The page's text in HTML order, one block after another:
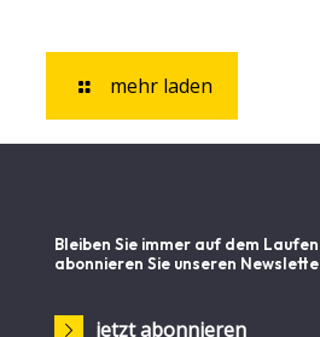
mehr laden
Bleiben Sie immer auf dem
abonnieren Sie unseren
jetzt abonnieren